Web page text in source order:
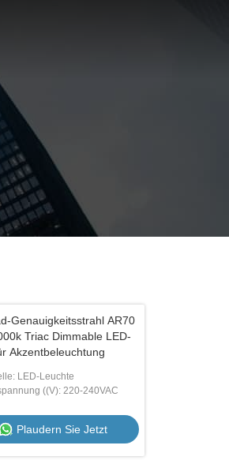
Genauigkeitsstrahl AR70
Triac Dimmable LED-
Akzentbeleuchtung
LED-Leuchte
((V): 220-240VAC
Plaudern Sie Jetzt